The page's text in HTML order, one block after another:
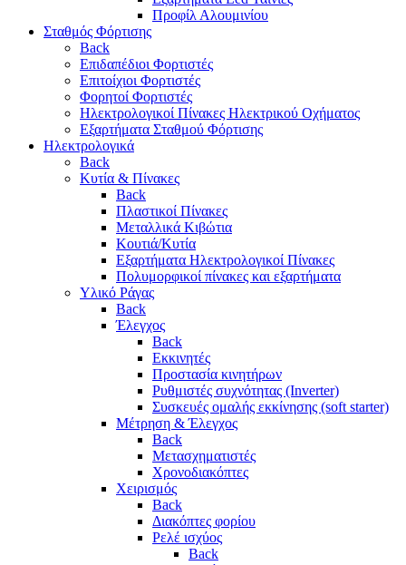
Προφίλ Αλουμινίου
Σταθμός Φόρτισης
Back
Επιδαπέδιοι Φορτιστές
Επιτoίχιοι Φορτιστές
Φορητοί Φορτιστές
Ηλεκτρολογικοί Πίνακες Ηλεκτρικού Οχήματος
Εξαρτήματα Σταθμού Φόρτισης
Ηλεκτρολογικά
Back
Κυτία & Πίνακες
Back
Πλαστικοί Πίνακες
Μεταλλικά Κιβώτια
Κουτιά/Κυτία
Εξαρτήματα Ηλεκτρολογικοί Πίνακες
Πολυμορφικοί πίνακες και εξαρτήματα
Υλικό Ράγας
Back
Έλεγχος
Back
Εκκινητές
Προστασία κινητήρων
Ρυθμιστές συχνότητας (Inverter)
Συσκευές ομαλής εκκίνησης (soft starter)
Μέτρηση & Έλεγχος
Back
Μετασχηματιστές
Χρονοδιακόπτες
Χειρισμός
Back
Διακόπτες φορίου
Ρελέ ισχύος
Back